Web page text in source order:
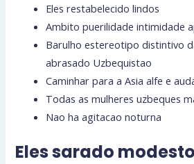
Eles restabelecido lindos
Ambito puerilidade intimidade
Barulho estereotipo distintivo
abrasado Uzbequistao
Caminhar para a Asia alfe e
Todas as mulheres uzbeques
Nao ha agitacao noturna
Eles sarado